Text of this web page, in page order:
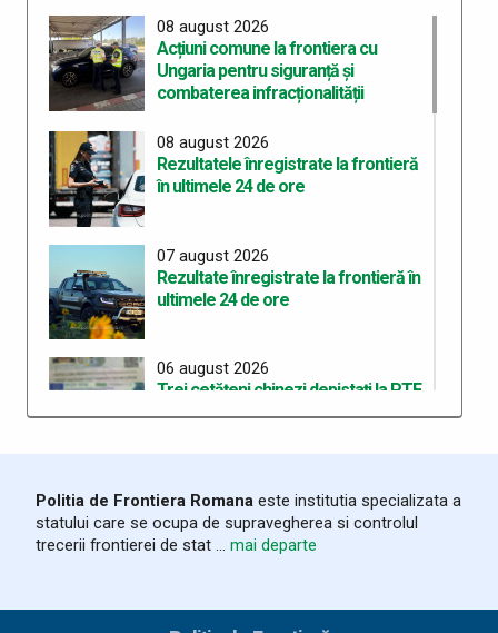
08 august 2026
Acțiuni comune la frontiera cu
Ungaria pentru siguranță și
combaterea infracționalității
08 august 2026
Rezultatele înregistrate la frontieră
în ultimele 24 de ore
07 august 2026
Rezultate înregistrate la frontieră în
ultimele 24 de ore
06 august 2026
Trei cetățeni chinezi depistați la PTF
Stamora-Moravița cu vize false
06 august 2026
Rezultate înregistrate la frontieră în
ultimele 24 de ore
Organizarea celui de-al treilea
Politia de Frontiera Romana este institutia specializata a
statului care se ocupa de supravegherea si controlul
trecerii frontierei de stat ... mai departe